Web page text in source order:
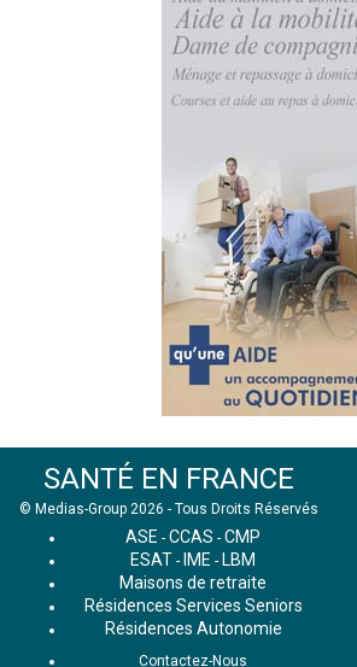
SANTÉ EN FRANCE
© Medias-Group 2026 - Tous Droits Réservés
ASE - CCAS - CMP
ESAT - IME - LBM
Maisons de retraite
Résidences Services Seniors
Résidences Autonomie
Contactez-Nous